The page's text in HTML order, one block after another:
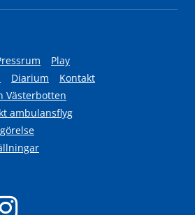
Play
Diarium
Kontakt
Västerbotten
ambulansflyg